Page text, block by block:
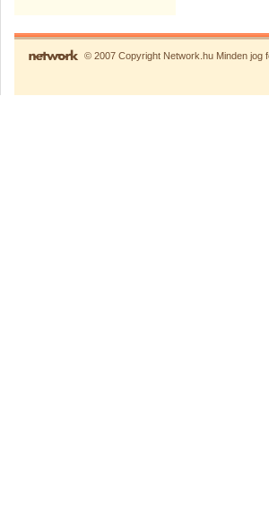
© 2007 Copyright Network.hu Minden jog